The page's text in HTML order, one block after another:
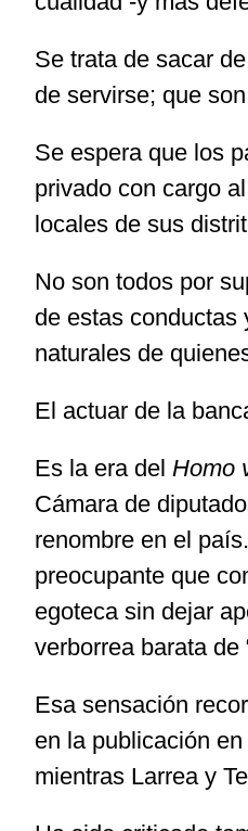
Se trata de sacar
de servirse; que
Se espera que los
privado con cargo
locales de sus
No son todos por
de estas conductas
naturales de
El actuar de la
Es la era del Homo
Cámara de
renombre en el
preocupante que
egoteca sin dejar
verborrea barata de
Esa sensación
en la publicación
mientras Larrea y